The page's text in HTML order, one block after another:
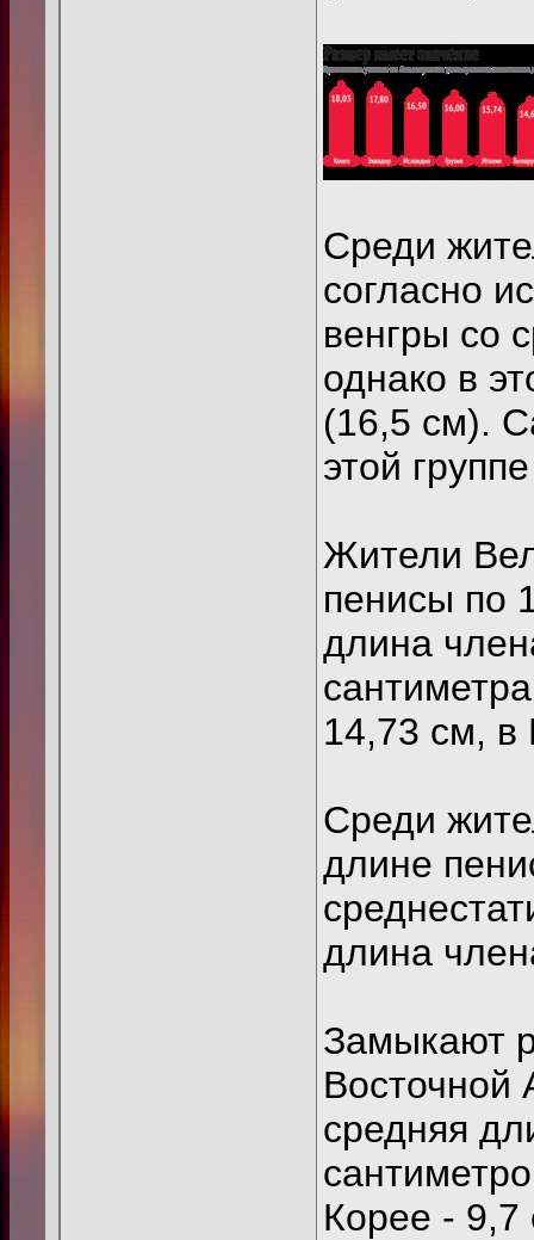
Среди
согласно
венгры со
однако в
(16,5 см).
этой
Жители
пенисы по
длина
14,73 см, в
Среди
длине
длина
Замыкают
Восточной
средняя
Корее - 9,7